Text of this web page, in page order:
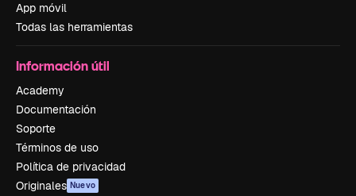
App móvil
Todas las herramientas
Información útil
Academy
Documentación
Soporte
Términos de uso
Política de privacidad
Originales Nuevo